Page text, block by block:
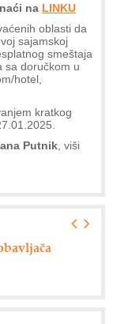
na LINKU
oblasti da
sajamskoj
smeštaja
sa doručkom u
hotel,
kratkog
Putnik , viši